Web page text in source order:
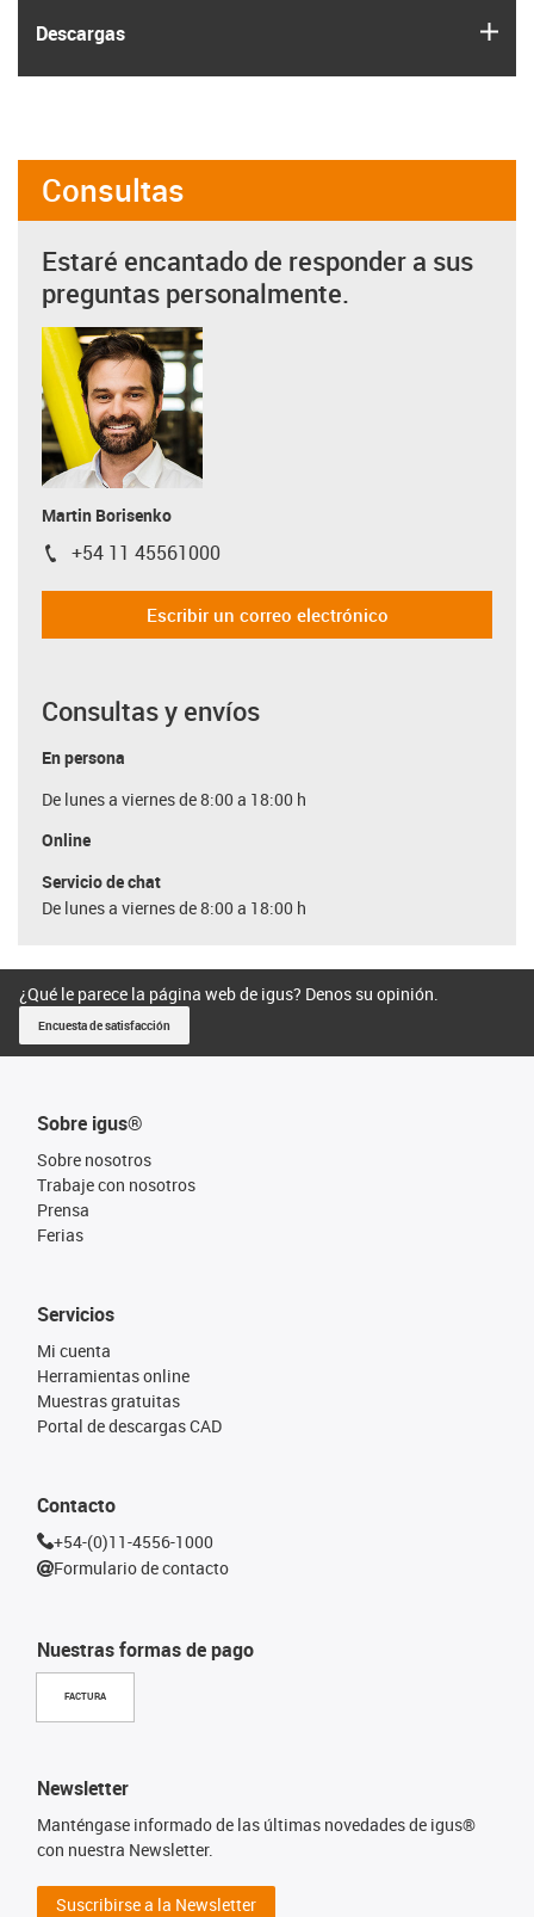
Descargas
Consultas
Estaré encantado de responder a sus
preguntas personalmente.
Martin Borisenko
igus-icon-phone
+54 11 45561000
Escribir un correo electrónico
Consultas y envíos
En persona
De lunes a viernes de 8:00 a 18:00 h
Online
Servicio de chat
De lunes a viernes de 8:00 a 18:00 h
¿Qué le parece la página web de igus? Denos su opinión.
Encuesta de satisfacción
Sobre igus®
Sobre nosotros
Trabaje con nosotros
Prensa
Ferias
Nuestras formas de pago
FACTURA
Servicios
Mi cuenta
Herramientas online
Muestras gratuitas
Portal de descargas CAD
Contacto
+54-(0)11-4556-1000
Formulario de contacto
Newsletter
Manténgase informado de las últimas novedades de igus®
con nuestra Newsletter.
Suscribirse a la Newsletter